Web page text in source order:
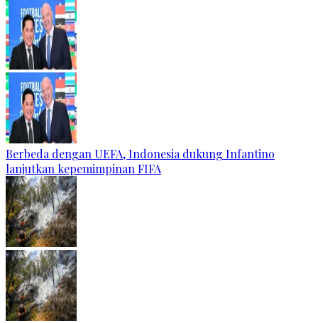
Berbeda dengan UEFA, Indonesia dukung Infantino
lanjutkan kepemimpinan FIFA